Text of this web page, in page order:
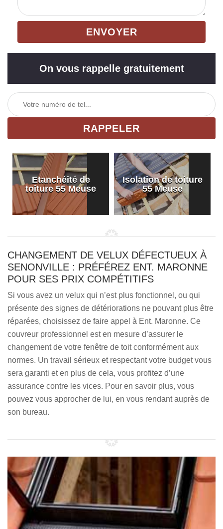
On vous rappelle gratuitement
Etanchéité de
toiture 55 Meuse
Isolation de toiture
55 Meuse
CHANGEMENT DE VELUX DÉFECTUEUX À
SENONVILLE : PRÉFÉREZ ENT. MARONNE
POUR SES PRIX COMPÉTITIFS
Si vous avez un velux qui n’est plus fonctionnel, ou qui
présente des signes de détériorations ne pouvant plus être
réparées, choisissez de faire appel à Ent. Maronne. Ce
couvreur professionnel est en mesure d’assurer le
changement de votre fenêtre de toit conformément aux
normes. Un travail sérieux et respectant votre budget vous
sera garanti et en plus de cela, vous profitez d’une
assurance contre les vices. Pour en savoir plus, vous
pouvez vous approcher de lui, en vous rendant auprès de
son bureau.